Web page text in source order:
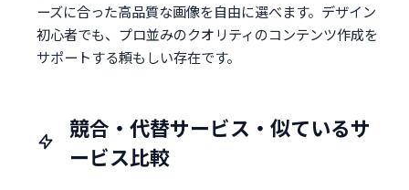
ーズに合った高品質な画像を自由に選べます。デザイン
初心者でも、プロ並みのクオリティのコンテンツ作成を
サポートする頼もしい存在です。
競合・代替サービス・似ているサ
ービス比較